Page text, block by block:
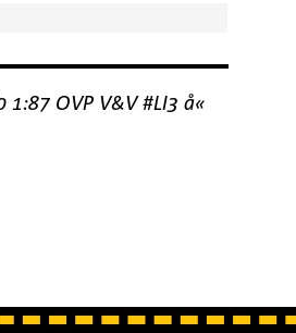
1:87 OVP V&V #LI3 å«